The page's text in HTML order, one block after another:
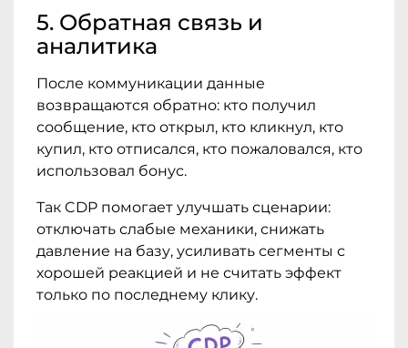
5. Обратная связь и
аналитика
После коммуникации данные
возвращаются обратно: кто получил
сообщение, кто открыл, кто кликнул, кто
купил, кто отписался, кто пожаловался, кто
использовал бонус.
Так CDP помогает улучшать сценарии:
отключать слабые механики, снижать
давление на базу, усиливать сегменты с
хорошей реакцией и не считать эффект
только по последнему клику.